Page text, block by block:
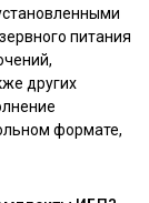
питания
других
формате,